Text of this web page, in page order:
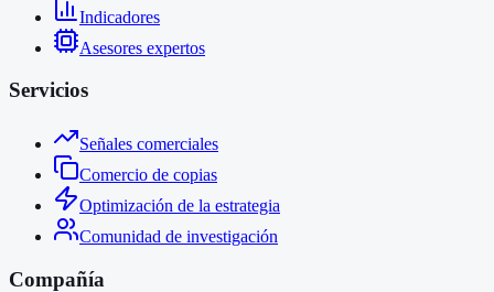
Indicadores
Asesores expertos
Servicios
Señales comerciales
Comercio de copias
Optimización de la estrategia
Comunidad de investigación
Compañía